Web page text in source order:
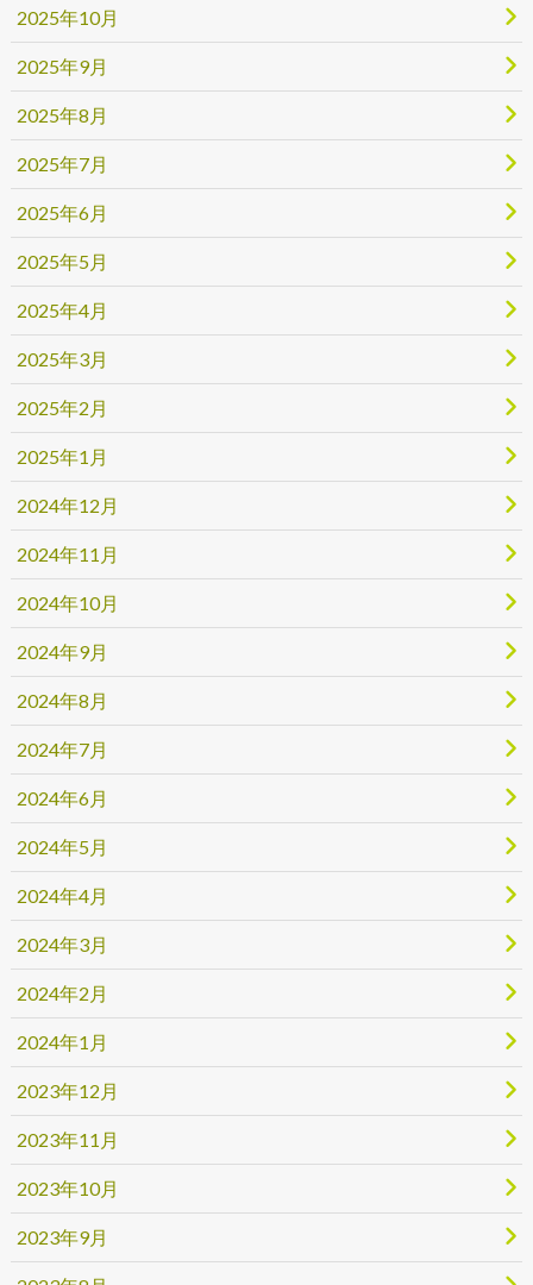
2025年10月
2025年9月
2025年8月
2025年7月
2025年6月
2025年5月
2025年4月
2025年3月
2025年2月
2025年1月
2024年12月
2024年11月
2024年10月
2024年9月
2024年8月
2024年7月
2024年6月
2024年5月
2024年4月
2024年3月
2024年2月
2024年1月
2023年12月
2023年11月
2023年10月
2023年9月